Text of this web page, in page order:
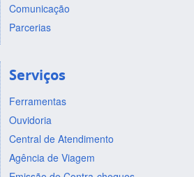
Comunicação
Parcerias
Serviços
Ferramentas
Ouvidoria
Central de Atendimento
Agência de Viagem